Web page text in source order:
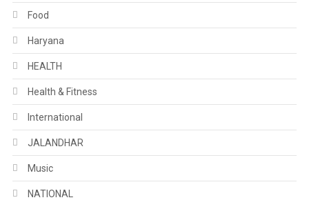
Food
Haryana
HEALTH
Health & Fitness
International
JALANDHAR
Music
NATIONAL